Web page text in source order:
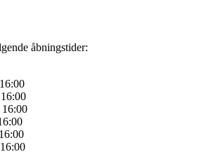
åbningstider:
16:00